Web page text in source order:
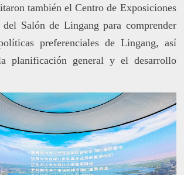
también el Centro de Exposiciones
Salón de Lingang para comprender
preferenciales de Lingang, así
planificación general y el desarrollo